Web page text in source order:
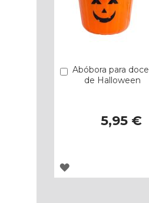
Abóbora para
de Halloween
5,95 €
Comprar
ADICIONAR